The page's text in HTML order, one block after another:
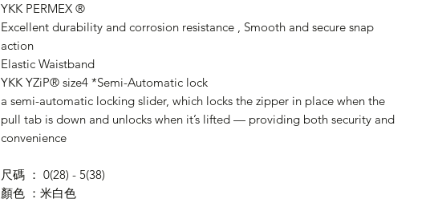
YKK PERMEX ®
Excellent durability and corrosion resistance , Smooth and secure snap
action
Elastic Waistband
YKK YZiP® size4 *Semi-Automatic lock
a semi-automatic locking slider, which locks the zipper in place when the
pull tab is down and unlocks when it’s lifted — providing both security and
convenience
尺碼 ： 0(28) - 5(38)
顏色 ：米白色